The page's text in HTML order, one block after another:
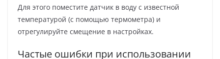
Для этого поместите датчик в воду с известной
температурой (с помощью термометра) и
отрегулируйте смещение в настройках.
Частые ошибки при использовании